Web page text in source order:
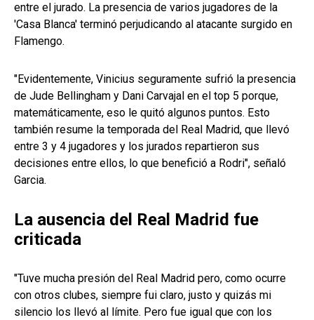
entre el jurado. La presencia de varios jugadores de la
'Casa Blanca' terminó perjudicando al atacante surgido en
Flamengo.
"Evidentemente, Vinicius seguramente sufrió la presencia
de Jude Bellingham y Dani Carvajal en el top 5 porque,
matemáticamente, eso le quitó algunos puntos. Esto
también resume la temporada del Real Madrid, que llevó
entre 3 y 4 jugadores y los jurados repartieron sus
decisiones entre ellos, lo que benefició a Rodri", señaló
Garcia.
La ausencia del Real Madrid fue
criticada
"Tuve mucha presión del Real Madrid pero, como ocurre
con otros clubes, siempre fui claro, justo y quizás mi
silencio los llevó al límite. Pero fue igual que con los